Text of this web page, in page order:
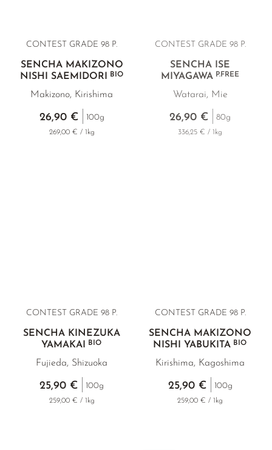
CONTEST GRADE 98 P.
SENCHA MAKIZONO
NISHI SAEMIDORI BIO
Makizono, Kirishima
26,90 € 100g
269,00 € / 1kg
CONTEST GRADE 98 P.
SENCHA ISE
MIYAGAWA P.FREE
Watarai, Mie
26,90 € 80g
336,25 € / 1kg
CONTEST GRADE98 P.
SENCHA KINEZUKA
YAMAKAIBIO
Fujieda, Shizuoka
25,90 € 100g
259,00 € / 1kg
CONTEST GRADE 98 P.
SENCHA MAKIZONO
NISHI YABUKITABIO
Kirishima, Kagoshima
25,90 € 100g
259,00 € / 1kg